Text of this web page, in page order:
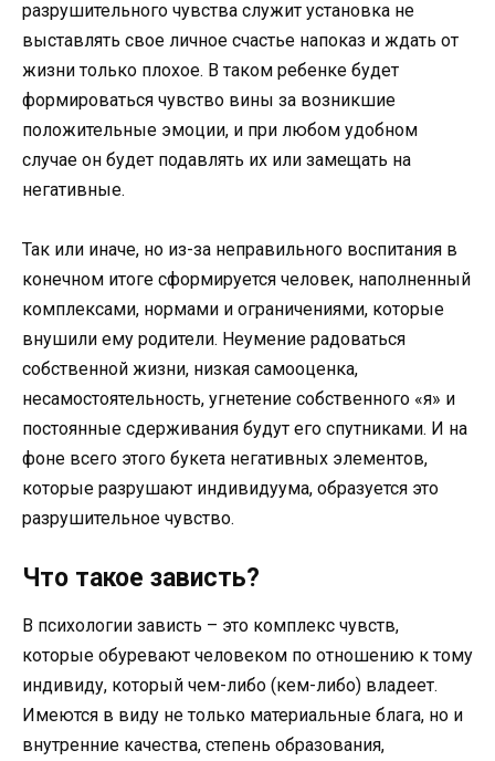
разрушительного чувства служит установка не
выставлять свое личное счастье напоказ и ждать от
жизни только плохое. В таком ребенке будет
формироваться чувство вины за возникшие
положительные эмоции, и при любом удобном
случае он будет подавлять их или замещать на
негативные.
Так или иначе, но из-за неправильного воспитания в
конечном итоге сформируется человек, наполненный
комплексами, нормами и ограничениями, которые
внушили ему родители. Неумение радоваться
собственной жизни, низкая самооценка,
несамостоятельность, угнетение собственного «я» и
постоянные сдерживания будут его спутниками. И на
фоне всего этого букета негативных элементов,
которые разрушают индивидуума, образуется это
разрушительное чувство.
Что такое зависть?
В психологии зависть – это комплекс чувств,
которые обуревают человеком по отношению к тому
индивиду, который чем-либо (кем-либо) владеет.
Имеются в виду не только материальные блага, но и
внутренние качества, степень образования,